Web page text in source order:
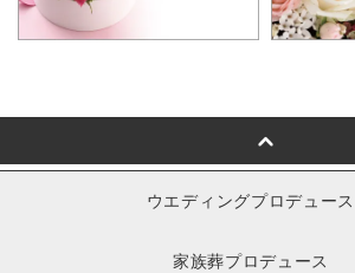
ウエディングプロデュース
家族葬プロデュース